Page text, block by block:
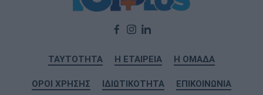
ΤΑΥΤΟΤΗΤΑ Η ΕΤΑΙΡΕΙΑ Η ΟΜΑΔΑ
ΟΡΟΙ ΧΡΗΣΗΣ ΙΔΙΩΤΙΚΟΤΗΤΑ ΕΠΙΚΟΙΝΩΝΙΑ